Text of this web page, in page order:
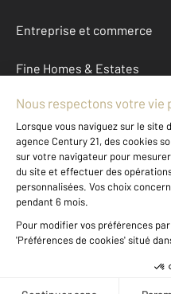
Entreprise et commerce
Fine Homes & Estates
À propos
International
Nous contacter
Données